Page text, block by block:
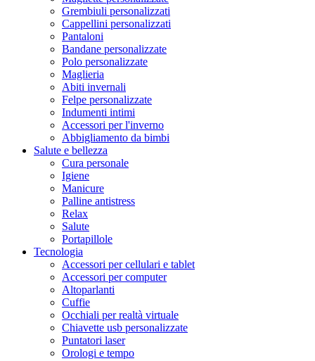
Grembiuli personalizzati
Cappellini personalizzati
Pantaloni
Bandane personalizzate
Polo personalizzate
Maglieria
Abiti invernali
Felpe personalizzate
Indumenti intimi
Accessori per l'inverno
Abbigliamento da bimbi
Salute e bellezza
Cura personale
Igiene
Manicure
Palline antistress
Relax
Salute
Portapillole
Tecnologia
Accessori per cellulari e tablet
Accessori per computer
Altoparlanti
Cuffie
Occhiali per realtà virtuale
Chiavette usb personalizzate
Puntatori laser
Orologi e tempo